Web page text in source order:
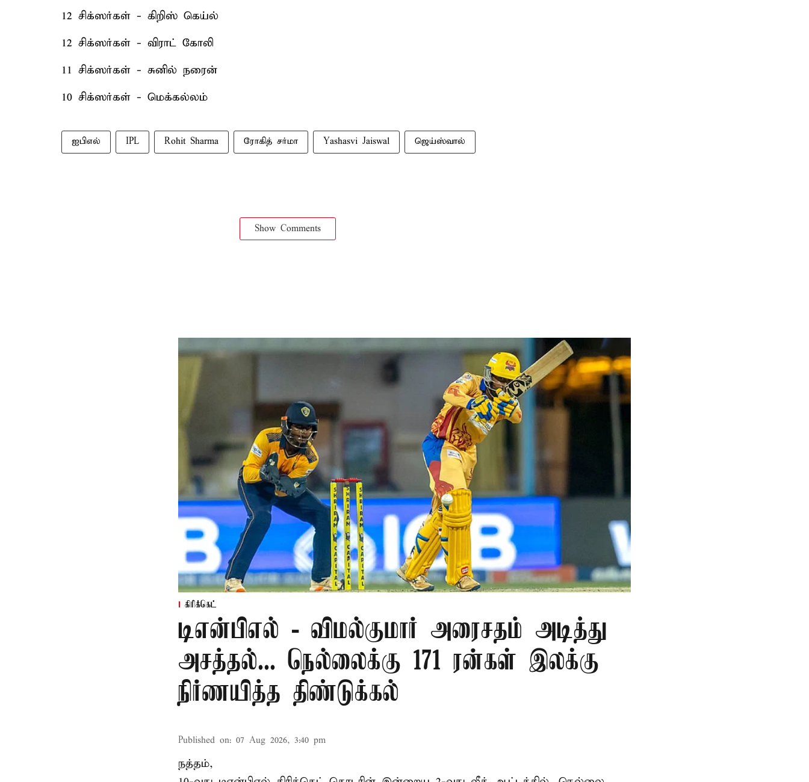
12 சிக்ஸர்கள் - கிறிஸ் கெய்ல்
12 சிக்ஸர்கள் - விராட் கோலி
11 சிக்ஸர்கள் - சுனில் நரைன்
10 சிக்ஸர்கள் - மெக்கல்லம்
ஐபிஎல் IPL Rohit Sharma ரோகித் சர்மா Yashasvi Jaiswal ஜெய்ஸ்வால்
Show Comments
கிரிக்கெட்
டிஎன்பிஎல் - விமல்குமார் அரைசதம் அடித்து
அசத்தல்... நெல்லைக்கு 171 ரன்கள் இலக்கு
நிர்ணயித்த திண்டுக்கல்
Published on: 07 Aug 2026, 3:40 pm
நத்தம்,